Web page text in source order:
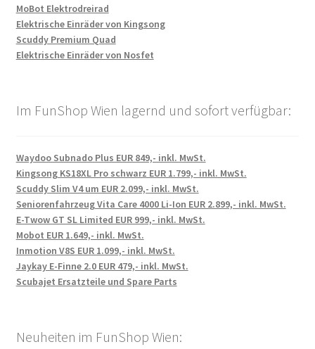
MoBot Elektrodreirad
Elektrische Einräder von Kingsong
Scuddy Premium Quad
Elektrische Einräder von Nosfet
Im FunShop Wien lagernd und sofort verfügbar:
Waydoo Subnado Plus EUR 849,- inkl. MwSt.
Kingsong KS18XL Pro schwarz EUR 1.799,- inkl. MwSt.
Scuddy Slim V4 um EUR 2.099,- inkl. MwSt.
Seniorenfahrzeug Vita Care 4000 Li-Ion EUR 2.899,- inkl. MwSt.
E-Twow GT SL Limited EUR 999,- inkl. MwSt.
Mobot EUR 1.649,- inkl. MwSt.
Inmotion V8S EUR 1.099,- inkl. MwSt.
Jaykay E-Finne 2.0 EUR 479,- inkl. MwSt.
Scubajet Ersatzteile und Spare Parts
Neuheiten im FunShop Wien: